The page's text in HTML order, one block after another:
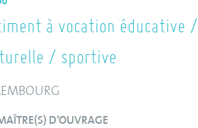
à vocation éducative /
/ sportive
D’OUVRAGE